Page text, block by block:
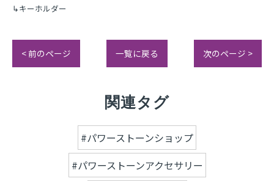
↳キーホルダー
< 前のページ 一覧に戻る 次のページ >
関連タグ
#パワーストーンショップ
#パワーストーンアクセサリー